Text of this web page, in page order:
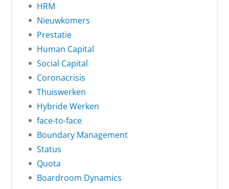
HRM
Nieuwkomers
Prestatie
Human Capital
Social Capital
Coronacrisis
Thuiswerken
Hybride Werken
face-to-face
Boundary Management
Status
Quota
Boardroom Dynamics